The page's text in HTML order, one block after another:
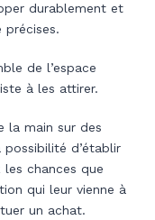
durablement et
précises.
de l’espace
à les attirer.
la main sur des
possibilité d’établir
chances que
qui leur vienne à
un achat.